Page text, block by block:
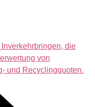
die
von
und Recyclingquoten.